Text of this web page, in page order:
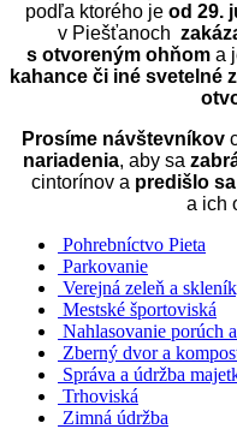
podľa ktorého je od 29.
v Piešťanoch
s otvoreným ohňoma
kahance či iné svetelné
Prosíme návštevníkov
nariadenia, aby sa
cintorínov a predišlo
a ich
Pohrebníctvo Pieta
Parkovanie
Verejná zeleň a
Mestské športoviská
Nahlasovanie porúch
Zberný dvor a
Správa a údržba
Trhoviská
Zimná údržba